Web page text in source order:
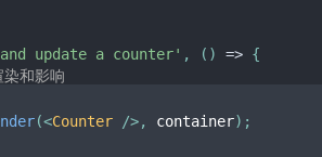
update a counter' , ( ) => {
和影响
(<Counter />, container) ;